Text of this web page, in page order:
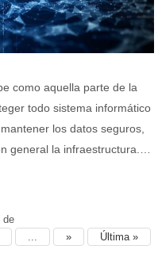
como aquella parte de la
todo sistema informático
los datos seguros,
general la infraestructura.…
de
» Última »